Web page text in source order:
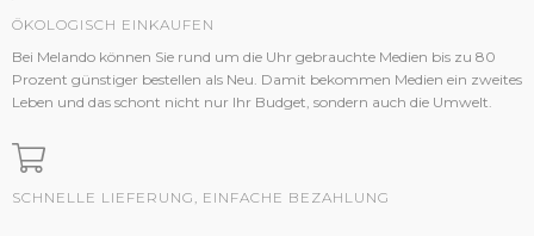
ÖKOLOGISCH EINKAUFEN
Bei Melando können Sie rund um die Uhr gebrauchte Medien bis zu 80
Prozent günstiger bestellen als Neu. Damit bekommen Medien ein zweites
Leben und das schont nicht nur Ihr Budget, sondern auch die Umwelt.
SCHNELLE LIEFERUNG, EINFACHE BEZAHLUNG